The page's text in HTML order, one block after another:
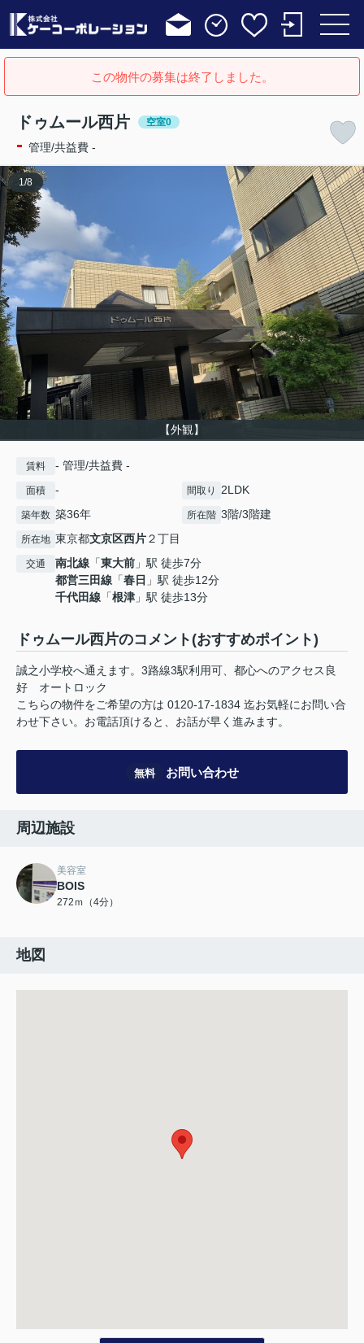
この物件の募集は終了しました。
ドゥムール西片 空室0
- 管理/共益費 -
【外観】
1 /8
賃料 - 管理/共益費 -
面積 - 間取り 2LDK
築年数 築36年 所在階 3階/3階建
所在地 東京都文京区西片２丁目
交通 南北線 「東大前 」駅 徒歩7分
都営三田線 「春日 」駅 徒歩12分
千代田線 「根津 」駅 徒歩13分
ドゥムール西片のコメント(おすすめポイント)
誠之小学校へ通えます。3路線3駅利用可、都心へのアクセス良
好 オートロック
こちらの物件をご希望の方は 0120-17-1834 迄お気軽にお問い合
わせ下さい。お電話頂けると、お話が早く進みます。
無料 お問い合わせ
周辺施設
美容室
BOIS
272ｍ（4分）
地図